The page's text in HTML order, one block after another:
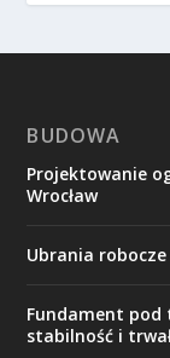
BUDOWA
Projektowanie
Wrocław
Ubrania
Fundament pod
stabilność i